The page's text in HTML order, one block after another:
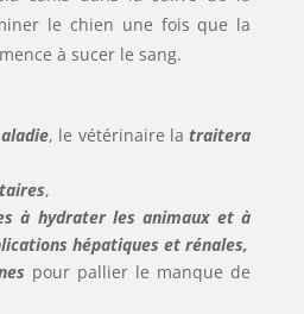
le chien une fois que la
à sucer le sang.
, le vétérinaire latraitera
,
à hydrater les animaux et à
hépatiques et rénales,
pour pallier le manque de